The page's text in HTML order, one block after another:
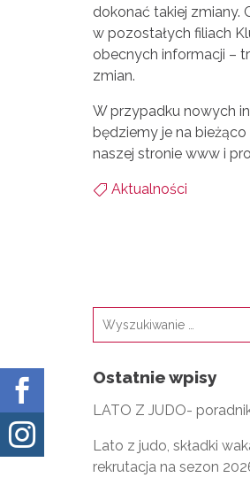


dokonać takiej zmiany.
w pozostałych filiach
obecnych informacji –
zmian.
W przypadku nowych
będziemy je na
naszej stronie www i
 Aktualności
Ostatnie wpisy
LATO Z JUDO-
Lato z judo, składki
rekrutacja na sezon